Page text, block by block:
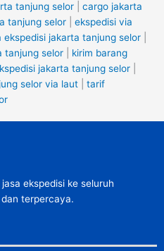
tanjung selor
cargo jakarta
tanjung selor
ekspedisi via
ekspedisi jakarta tanjung selor
tanjung selor
kirim barang
jakarta tanjung selor
selor via laut
tarif
ekspedisi ke seluruh
terpercaya.